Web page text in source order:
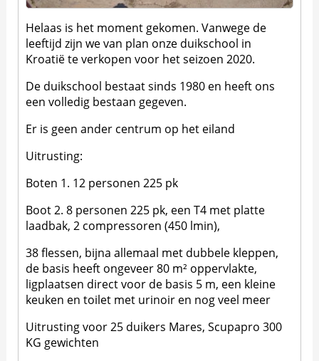
Helaas is het moment gekomen. Vanwege de
leeftijd zijn we van plan onze duikschool in
Kroatië te verkopen voor het seizoen 2020.
De duikschool bestaat sinds 1980 en heeft ons
een volledig bestaan gegeven.
Er is geen ander centrum op het eiland
Uitrusting:
Boten 1. 12 personen 225 pk
Boot 2. 8 personen 225 pk, een T4 met platte
laadbak, 2 compressoren (450 lmin),
38 flessen, bijna allemaal met dubbele kleppen,
de basis heeft ongeveer 80 m² oppervlakte,
ligplaatsen direct voor de basis 5 m, een kleine
keuken en toilet met urinoir en nog veel meer
Uitrusting voor 25 duikers Mares, Scupapro 300
KG gewichten